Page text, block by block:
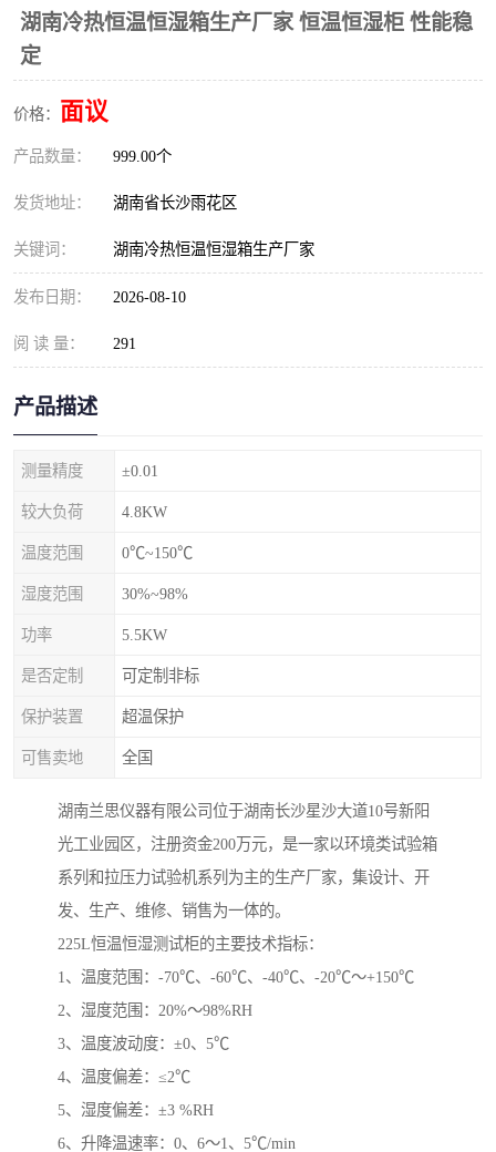
湖南冷热恒温恒湿箱生产厂家 恒温恒湿柜 性能稳
定
价格： 面议
产品数量： 999.00个
发货地址： 湖南省长沙雨花区
关键词： 湖南冷热恒温恒湿箱生产厂家
发布日期： 2026-08-10
阅 读 量： 291
产品描述
测量精度 ±0.01
较大负荷 4.8KW
温度范围 0℃~150℃
湿度范围 30%~98%
功率 5.5KW
是否定制 可定制非标
保护装置 超温保护
可售卖地 全国
湖南兰思仪器有限公司位于湖南长沙星沙大道10号新阳
光工业园区，注册资金200万元，是一家以环境类试验箱
系列和拉压力试验机系列为主的生产厂家，集设计、开
发、生产、维修、销售为一体的。
225L恒温恒湿测试柜的主要技术指标：
1、温度范围：-70℃、-60℃、-40℃、-20℃～+150℃
2、湿度范围：20%～98%RH
3、温度波动度：±0、5℃
4、温度偏差：≤2℃
5、湿度偏差：±3 %RH
6、升降温速率：0、6～1、5℃/min